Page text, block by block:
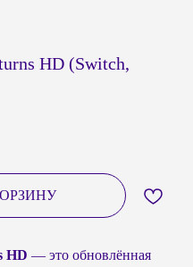
HD (Switch,
HD — это обновлённая